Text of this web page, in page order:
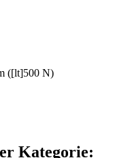
([lt]500 N)
Kategorie: